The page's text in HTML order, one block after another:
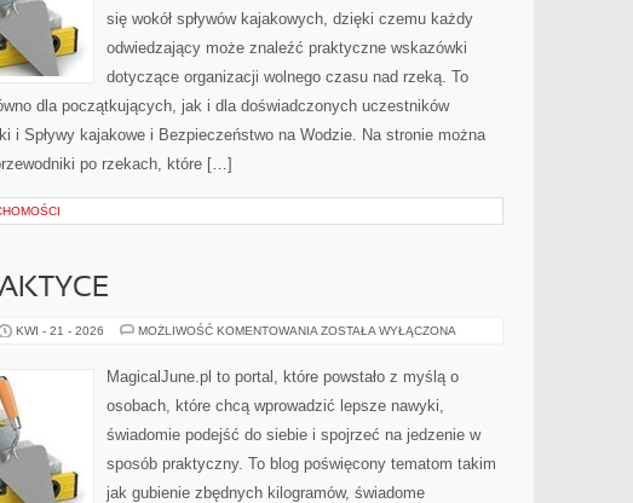
się wokół spływów kajakowych, dzięki czemu każdy
odwiedzający może znaleźć praktyczne wskazówki
dotyczące organizacji wolnego czasu nad rzeką. To
dla początkujących, jak i dla doświadczonych uczestników
i Spływy kajakowe i Bezpieczeństwo na Wodzie. Na stronie można
po rzekach, które […]
KWI - 21 - 2026 MOŻLIWOŚĆ KOMENTOWANIA DIETA
ZOSTAŁA WYŁĄCZONA
MagicalJune.pl to portal, które powstało z myślą o
osobach, które chcą wprowadzić lepsze nawyki,
świadomie podejść do siebie i spojrzeć na jedzenie w
sposób praktyczny. To blog poświęcony tematom takim
jak gubienie zbędnych kilogramów, świadome